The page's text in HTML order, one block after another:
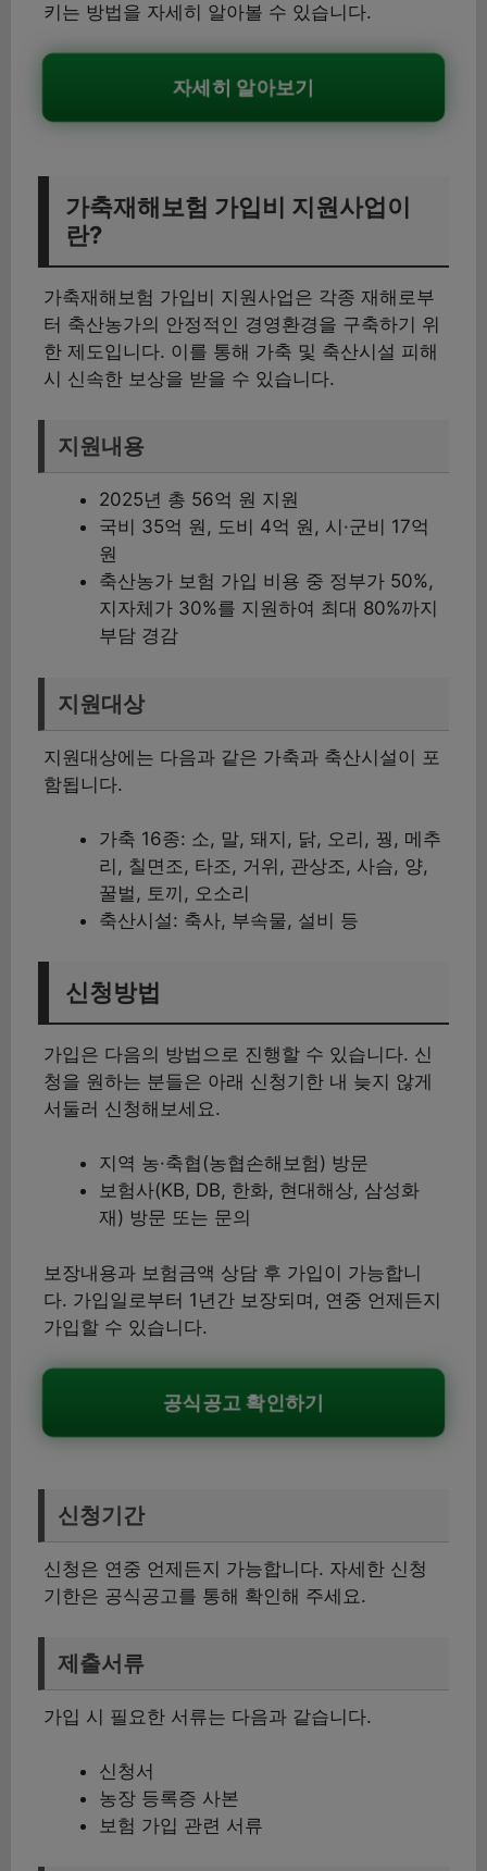
키는 방법을 자세히 알아볼 수 있습니다.
자세히 알아보기
가축재해보험 가입비 지원사업이
란?
가축재해보험 가입비 지원사업은 각종 재해로부
터 축산농가의 안정적인 경영환경을 구축하기 위
한 제도입니다. 이를 통해 가축 및 축산시설 피해
시 신속한 보상을 받을 수 있습니다.
지원내용
2025년 총 56억 원 지원
국비 35억 원, 도비 4억 원, 시·군비 17억
원
축산농가 보험 가입 비용 중 정부가 50%,
지자체가 30%를 지원하여 최대 80%까지
부담 경감
지원대상
지원대상에는 다음과 같은 가축과 축산시설이 포
함됩니다.
가축 16종: 소, 말, 돼지, 닭, 오리, 꿩, 메추
리, 칠면조, 타조, 거위, 관상조, 사슴, 양,
꿀벌, 토끼, 오소리
축산시설: 축사, 부속물, 설비 등
신청방법
가입은 다음의 방법으로 진행할 수 있습니다. 신
청을 원하는 분들은 아래 신청기한 내 늦지 않게
서둘러 신청해보세요.
지역 농·축협(농협손해보험) 방문
보험사(KB, DB, 한화, 현대해상, 삼성화
재) 방문 또는 문의
보장내용과 보험금액 상담 후 가입이 가능합니
다. 가입일로부터 1년간 보장되며, 연중 언제든지
가입할 수 있습니다.
공식공고 확인하기
신청기간
신청은 연중 언제든지 가능합니다. 자세한 신청
기한은 공식공고를 통해 확인해 주세요.
제출서류
가입 시 필요한 서류는 다음과 같습니다.
신청서
농장 등록증 사본
보험 가입 관련 서류